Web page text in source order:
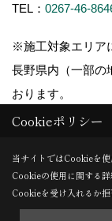
TEL： 0267-46-
※施工対象エリア
長野県内（一部の
おります。
Copyright (c)
Cookieポリシー
当サイトではCookieを使
Cookieの使用に関する
Cookieを受け入れるか拒